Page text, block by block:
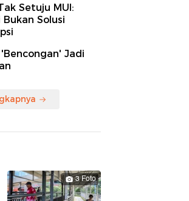
Setuju MUI:
Solusi
Jadi
3 Foto